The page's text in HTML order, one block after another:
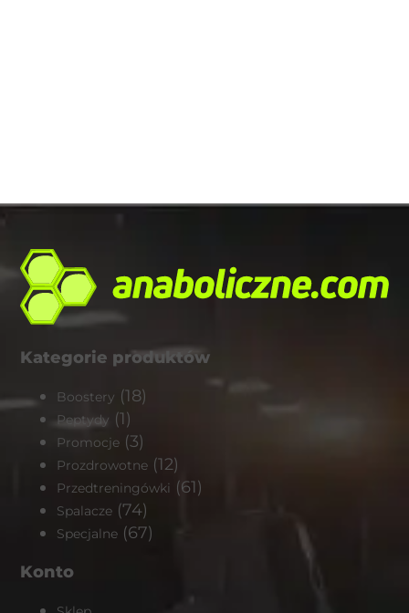
Kategorie produktów
Boostery (18)
Peptydy (1)
Promocje (3)
Prozdrowotne (12)
Przedtreningówki (61)
Spalacze (74)
Specjalne (67)
Konto